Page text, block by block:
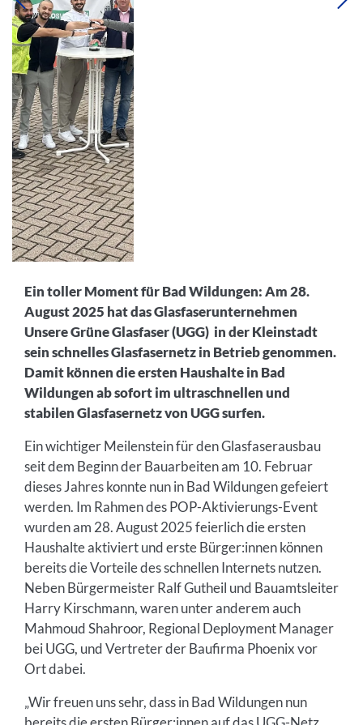
Ein toller Moment für Bad Wildungen: Am 28.
August 2025 hat das Glasfaserunternehmen
Unsere Grüne Glasfaser (UGG) in der Kleinstadt
sein schnelles Glasfasernetz in Betrieb genommen.
Damit können die ersten Haushalte in Bad
Wildungen ab sofort im ultraschnellen und
stabilen Glasfasernetz von UGG surfen.
Ein wichtiger Meilenstein für den Glasfaserausbau
seit dem Beginn der Bauarbeiten am 10. Februar
dieses Jahres konnte nun in Bad Wildungen gefeiert
werden. Im Rahmen des POP-Aktivierungs-Event
wurden am 28. August 2025 feierlich die ersten
Haushalte aktiviert und erste Bürger:innen können
bereits die Vorteile des schnellen Internets nutzen.
Neben Bürgermeister Ralf Gutheil und Bauamtsleiter
Harry Kirschmann, waren unter anderem auch
Mahmoud Shahroor, Regional Deployment Manager
bei UGG, und Vertreter der Baufirma Phoenix vor
Ort dabei.
„Wir freuen uns sehr, dass in Bad Wildungen nun